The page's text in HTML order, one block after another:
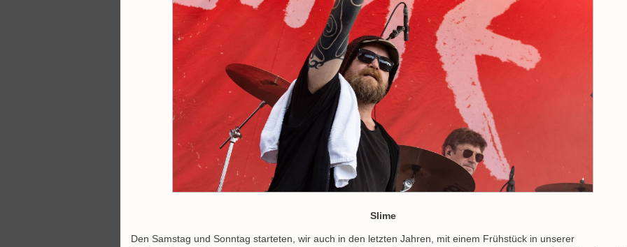
Slime
Den Samstag und Sonntag starteten, wir auch in den letzten Jahren, mit einem Frühstück in unserer